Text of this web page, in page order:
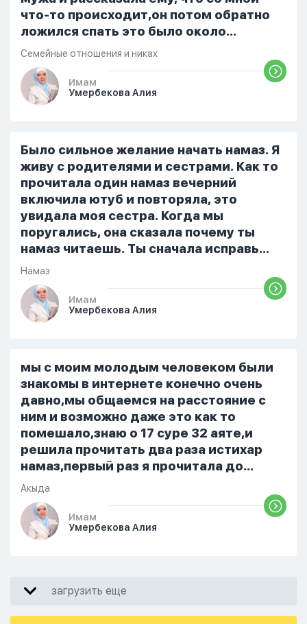
что-то происходит,он потом обратно
ложился спать это было около
одиннадцати вечера. Но я снова
разбудила его, сказав, что мне плохо.
Он ответил: «Я живу с больными». Мне
стало очень обидно, и я решила
проснулся и спросил, что случилось. И
я рассказала о своих проблемах. Затем
я сказала ему:...
Семейные отношения и никах
Имам
Умербекова Алия
Было сильное желание начать намаз. Я
живу с родителями и сестрами. Как то
прочитала один намаз вечерний
включила ютуб и повторяла, это
увидала моя сестра. Когда мы
поругались, она сказала почему ты
намаз читаешь. Ты сначала исправь
себя. После этого я не вставала на
намаз и не видела жайнамаз. Я просто
уже так не могу читать, смотреть . Дуа
я делаю скрытно если делаю дома. Я
От родных же людей.
Намаз
Имам
Умербекова Алия
мы с моим молодым человеком были
знакомы в интернете конечно очень
давно,мы общаемся на расстояние с
ним и возможно даже это как то
помешало,знаю о 17 суре 32 аяте,и
решила прочитать два раза истихар
намаз,первый раз я прочитала до
«Аср» намаза и сначала было
тревожно,позже стало спокойно и в
голову начали лезть только хорошие
мысли,во второй раз когда я решила в
ошибиться и то что намаз не
примется,совершила истихар во время
Акыда
Имам
Умербекова Алия
загрузить еще